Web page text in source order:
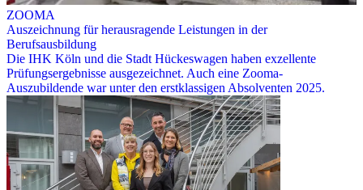
ZOOMA
Auszeichnung für herausragende Leistungen in der
Berufsausbildung
Die IHK Köln und die Stadt Hückeswagen haben exzellente
Prüfungsergebnisse ausgezeichnet. Auch eine Zooma-
Auszubildende war unter den erstklassigen Absolventen 2025.